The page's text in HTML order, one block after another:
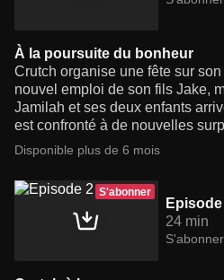
À la poursuite du bonheur
Crutch organise une fête sur
nouvel emploi de son fils Jake,
Jamilah et ses deux enfants
est confronté à de nouvelles
Disponible plus de 6 mois
S'abonner
24 min
S'abonner